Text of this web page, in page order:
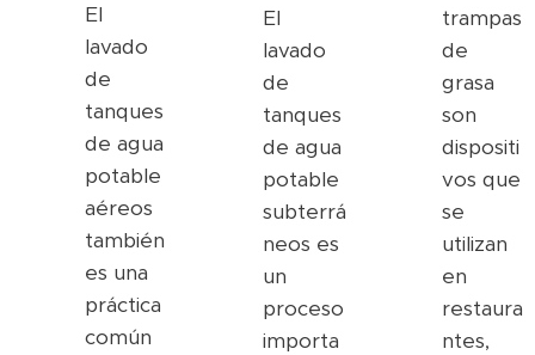
El
lavado
de
tanques
de agua
potable
aéreos
también
es una
práctica
común
El
lavado
de
tanques
de agua
potable
subterrá
neos es
un
proceso
importa
trampas
de
grasa
son
dispositi
vos que
se
utilizan
en
restaura
ntes,